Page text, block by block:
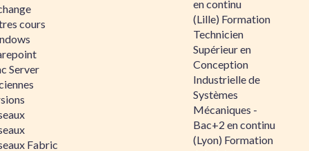
cours
Server
Fabric
en continu
(Lille) Formation
Technicien
Supérieur en
Conception
Industrielle de
Systèmes
Mécaniques -
Bac+2 en continu
(Lyon) Formation